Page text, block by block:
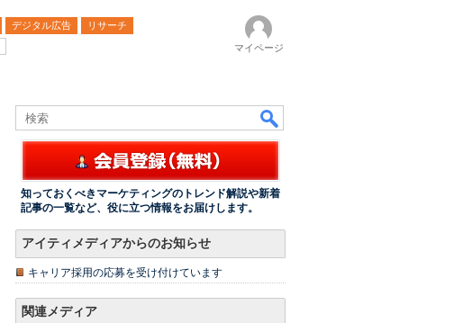
デジタル広告
リサーチ
マイページ
知っておくべきマーケティングのトレンド解説や新着
記事の一覧など、役に立つ情報をお届けします。
アイティメディアからのお知らせ
キャリア採用の応募を受け付けています
関連メディア